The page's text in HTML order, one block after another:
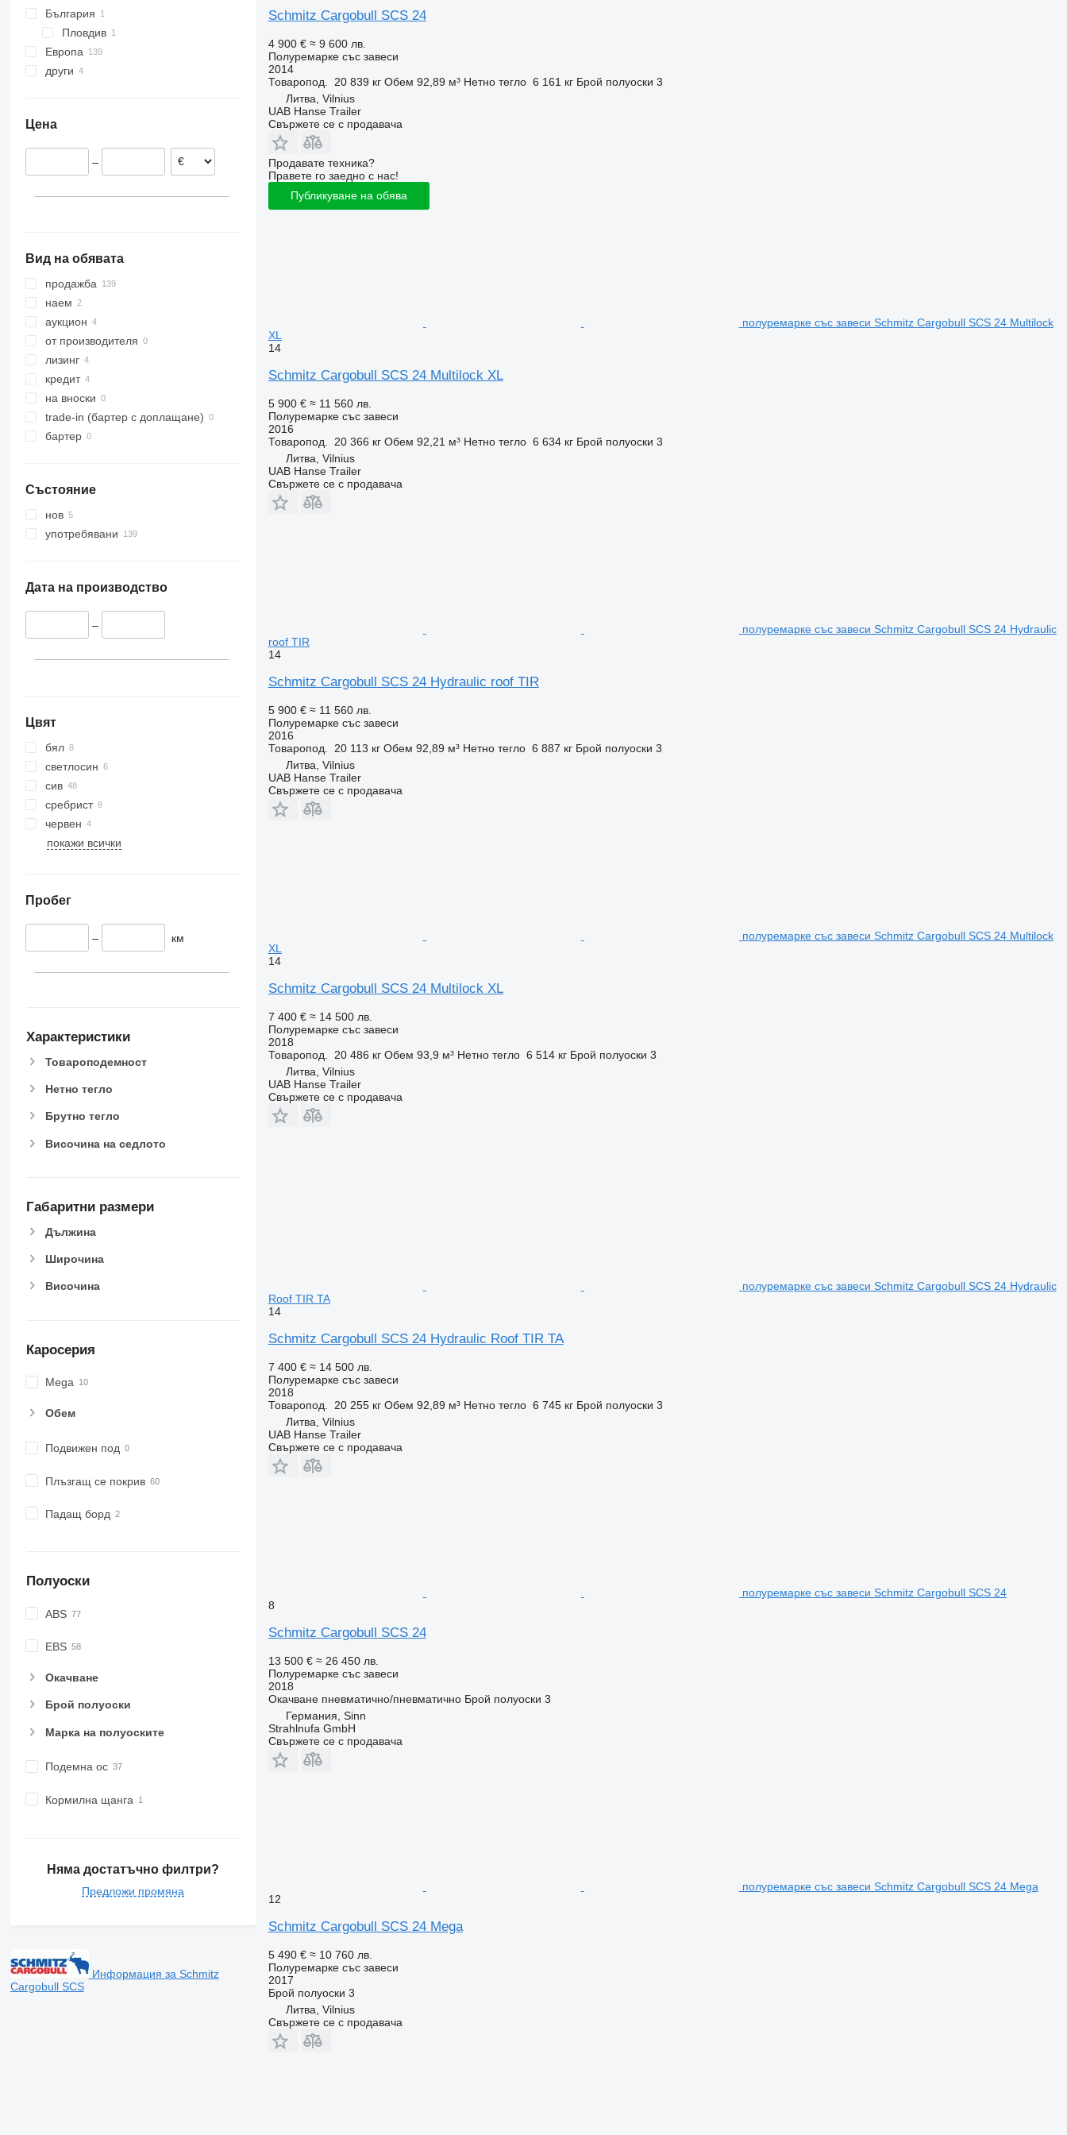
SKO 20
SKO 24
SKO 24/L
SPR24
SPR 27
SW 24
България
Пловдив
Европа
Полша
Естония
други
Цена
–
Вид на обявата
продажба
наем
аукцион
от производителя
лизинг
кредит
на вноски
trade-in (бартер с доплащане)
бартер
Състояние
нов
употребявани
Дата на производство
–
Цвят
бял
светлосин
сив
сребрист
червен
покажи всички
Пробег
– км
Характеристики
Товароподемност
Нетно тегло
Брутно тегло
Височина на седлото
Габаритни размери
Дължина
Широчина
Височина
Каросерия
Mega
Обем
Подвижен под
Плъзгащ се покрив
Падащ борд
Полуоски
ABS
EBS
Окачване
Брой полуоски
Марка на полуоските
Подемна ос
Кормилна щанга
Няма достатъчно филтри?
Предложи промяна
Информация за Schmitz
Cargobull SCS
Schmitz Cargobull SCS 24
4 900 € ≈ 9 600 лв.
Полуремарке със завеси
2014
Товаропод.
20 839 кг Обем 92,89 м³ Нетно тегло 6 161 кг Брой полуоски 3
Литва, Vilnius
UAB Hanse Trailer
Свържете се с продавача
Продавате техника?
Правете го заедно с нас!
Публикуване на обява
полуремарке със завеси Schmitz Cargobull SCS 24 Multilock
XL
14
Schmitz Cargobull SCS 24 Multilock XL
5 900 € ≈ 11 560 лв.
Полуремарке със завеси
2016
Товаропод.
20 366 кг Обем 92,21 м³ Нетно тегло 6 634 кг Брой полуоски 3
Литва, Vilnius
UAB Hanse Trailer
Свържете се с продавача
полуремарке със завеси Schmitz Cargobull SCS 24 Hydraulic
roof TIR
14
Schmitz Cargobull SCS 24 Hydraulic roof TIR
5 900 € ≈ 11 560 лв.
Полуремарке със завеси
2016
Товаропод.
20 113 кг Обем 92,89 м³ Нетно тегло 6 887 кг Брой полуоски 3
Литва, Vilnius
UAB Hanse Trailer
Свържете се с продавача
полуремарке със завеси Schmitz Cargobull SCS 24 Multilock
XL
14
Schmitz Cargobull SCS 24 Multilock XL
7 400 € ≈ 14 500 лв.
Полуремарке със завеси
2018
Товаропод.
20 486 кг Обем 93,9 м³ Нетно тегло 6 514 кг Брой полуоски 3
Литва, Vilnius
UAB Hanse Trailer
Свържете се с продавача
полуремарке със завеси Schmitz Cargobull SCS 24 Hydraulic
Roof TIR TA
14
Schmitz Cargobull SCS 24 Hydraulic Roof TIR TA
7 400 € ≈ 14 500 лв.
Полуремарке със завеси
2018
Товаропод.
20 255 кг Обем 92,89 м³ Нетно тегло 6 745 кг Брой полуоски 3
Литва, Vilnius
UAB Hanse Trailer
Свържете се с продавача
полуремарке със завеси Schmitz Cargobull SCS 24
8
Schmitz Cargobull SCS 24
13 500 € ≈ 26 450 лв.
Полуремарке със завеси
2018
Окачване пневматично/пневматично Брой полуоски 3
Германия, Sinn
Strahlnufa GmbH
Свържете се с продавача
полуремарке със завеси Schmitz Cargobull SCS 24 Mega
12
Schmitz Cargobull SCS 24 Mega
5 490 € ≈ 10 760 лв.
Полуремарке със завеси
2017
Брой полуоски 3
Литва, Vilnius
Свържете се с продавача